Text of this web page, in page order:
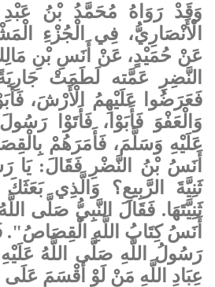
وَقَدْ رَوَاهُ مُحَمَّدُ بْنُ عَبْدِ
الْأَنْصَارِيُّ، فِي الْجُزْءِ
عَنْ حُمَيْدٍ، عَنْ أَنَسِ بْنِ
النَّضِرِ عَمَّته لَطَمَتْ
فَعَرَضُوا عَلَيْهِمُ الْأَرْشَ،
وَالْعَفْوَ فَأَبَوْا، فَأَتَوْا
عَلَيْهِ وَسَلَّمَ، فَأَمَرَهُمْ
أَنَسُ بْنُ النَّضْرِ فَقَالَ: يَا
ثَنِيَّةَ الرَّبِيعِ؟ وَالَّذِي
ثَنِيَّتَهَا. فَقَالَ النَّبِيُّ صَلَّى
أَنَسُ كِتَابُ اللَّهِ الْقِصَاصُ".
رَسُولُ اللَّهِ صَلَّى اللَّهُ
عِبَادِ اللَّهِ مَنْ لَوْ أَقْسَمَ عَلَى